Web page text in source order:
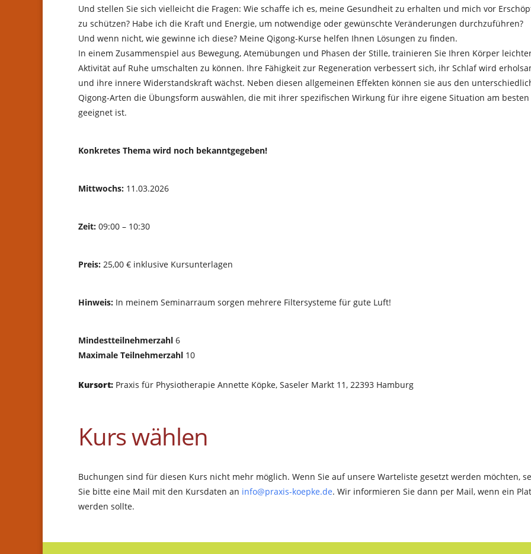
Und stellen Sie sich vielleicht die Fragen: Wie schaffe ich es, meine Gesundheit zu erhalten und mich vor
zu schützen? Habe ich die Kraft und Energie, um notwendige oder gewünschte Veränderungen durchzuführen?
Und wenn nicht, wie gewinne ich diese? Meine Qigong-Kurse helfen Ihnen Lösungen zu finden.
In einem Zusammenspiel aus Bewegung, Atemübungen und Phasen der Stille, trainieren Sie Ihren Körper
Aktivität auf Ruhe umschalten zu können. Ihre Fähigkeit zur Regeneration verbessert sich, ihr Schlaf wird
und ihre innere Widerstandskraft wächst. Neben diesen allgemeinen Effekten können sie aus den
Qigong-Arten die Übungsform auswählen, die mit ihrer spezifischen Wirkung für ihre eigene Situation am besten
geeignet ist.
Konkretes Thema wird noch bekanntgegeben!
Mittwochs: 11.03.2026
Zeit: 09:00 – 10:30
Preis: 25,00 € inklusive Kursunterlagen
Hinweis: In meinem Seminarraum sorgen mehrere Filtersysteme für gute Luft!
Mindestteilnehmerzahl 6
Maximale Teilnehmerzahl 10
Kursort: Praxis für Physiotherapie Annette Köpke, Saseler Markt 11, 22393 Hamburg
Kurs wählen
Buchungen sind für diesen Kurs nicht mehr möglich. Wenn Sie auf unsere Warteliste gesetzt werden möchten,
Sie bitte eine Mail mit den Kursdaten an info@praxis-koepke.de. Wir informieren Sie dann per Mail, wenn ein
werden sollte.